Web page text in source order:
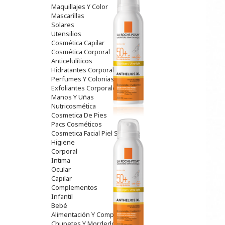
Maquillajes Y Color
Mascarillas
Solares
Utensilios
Cosmética Capilar
Cosmética Corporal
Anticelulíticos
Hidratantes Corporales
Perfumes Y Colonias
Exfoliantes Corporales
Manos Y Uñas
Nutricosmética
Cosmetica De Pies
Pacs Cosméticos
Cosmetica Facial Piel Sensible
Higiene
Corporal
Intima
Ocular
Capilar
Complementos
Infantil
Bebé
Alimentación Y Complementos